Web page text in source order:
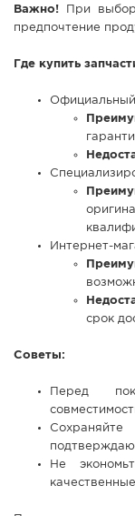
Важно! При
предпочтение
Где купить
Интернет-
срок
Советы:
Перед
Не